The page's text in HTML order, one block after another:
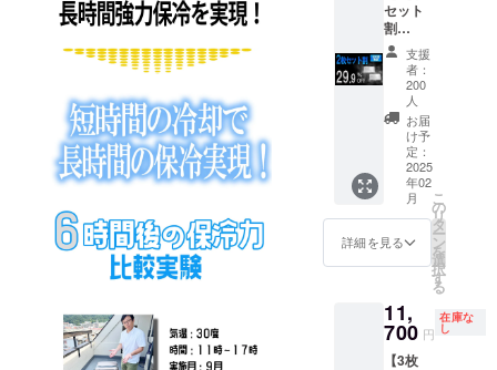
メントに関
する方針
https://camp-
fire.jp/custo
harassment
）」に基づ
き、すべて
のご支援者
様と誠実に
向き合って
過度な要求
や威圧的な
が届か
ない場
合は
キャン
プファ
イヤー
のメッ
セージ
よりご
連絡く
ださ
い。
り出荷
時期が
遅れる
場合が
ござい
ます。
※商品代
を安く
する為
に工数
削減を
してお
り、出
荷連絡
は致し
ませ
届け予
定日に
なって
も商品
翌月に
配送処
理をし
ていき
ます。
配送処
理後、
早くて
１５
日、遅
くて４
５日程
お届け
までか
かりま
製造状
況によ
り出荷
時期が
い。
【配送
時期】
CAMPF
IREの仕
様上お
届け月
はクラ
ファン
終了後
になっ
ており
が、毎
月月末
翌月に
配送処
理をし
ていき
枚
BBQ（
バーベ
キュー
）、ピ
クニッ
ク、ア
ウトド
ア、
キャン
プ、生
ものの
帰り等
でクー
スや発
泡スチ
ロール
セット
割
29.9％O
FF】
200名限
KINKIN
PLATE2
枚 定価
12,000
→8,412
円
■KINKI
N-
PLATE
（定価
支援
者：
200
人
お届
け予
定：
2025
年02
月
詳細を見る
こ
の
リ
タ
ー
ン
を
選
択
す
る
11,
700 円
在庫な
し
【3枚